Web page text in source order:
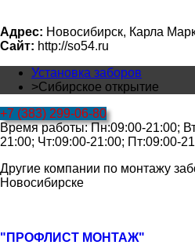
Адрес: Новосибирск, Карла
Сайт: http://so54.ru
Установка заборов
>Сибирское открытие
+7 (383) 299-06-80
Время работы: Пн:09:00-21:00;
21:00; Чт:09:00-21:00; Пт:09:00-
Другие компании по монтажу
Новосибирске
"ПРОФЛИСТ МОНТАЖ"